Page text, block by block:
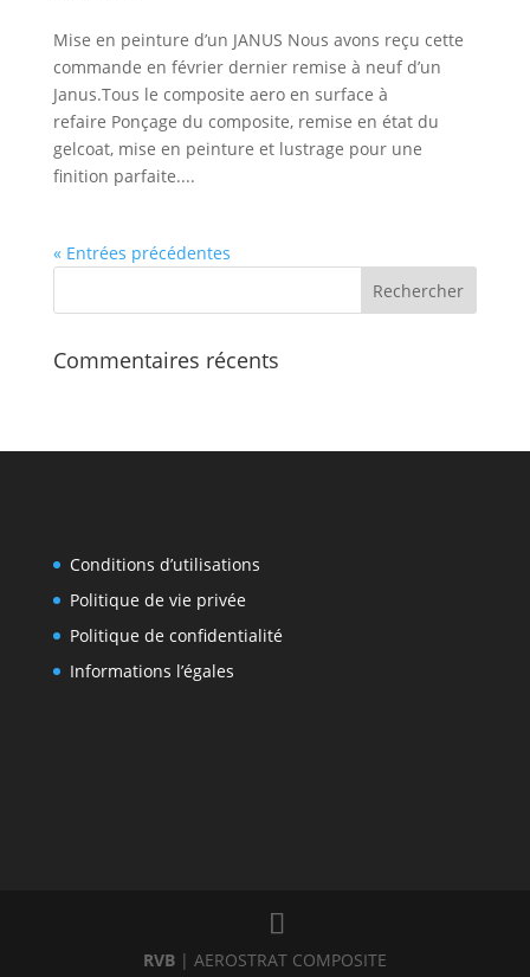
Mise en peinture d’un JANUS Nous avons reçu cette
commande en février dernier remise à neuf d’un
Janus.Tous le composite aero en surface à
refaire Ponçage du composite, remise en état du
gelcoat, mise en peinture et lustrage pour une
finition parfaite....
« Entrées précédentes
Commentaires récents
Conditions d’utilisations
Politique de vie privée
Politique de confidentialité
Informations l’égales
RVB | AEROSTRAT COMPOSITE